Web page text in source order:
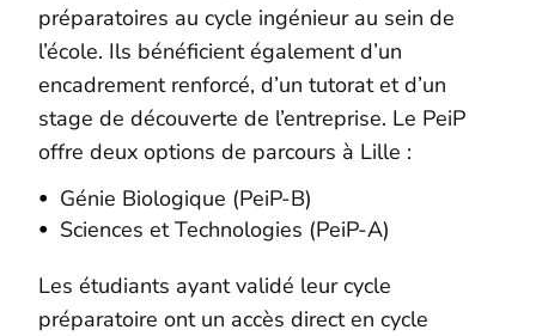
préparatoires au cycle ingénieur au sein de
l’école. Ils bénéficient également d’un
encadrement renforcé, d’un tutorat et d’un
stage de découverte de l’entreprise. Le PeiP
offre deux options de parcours à Lille :
Génie Biologique (PeiP-B)
Sciences et Technologies (PeiP-A)
Les étudiants ayant validé leur cycle
préparatoire ont un accès direct en cycle